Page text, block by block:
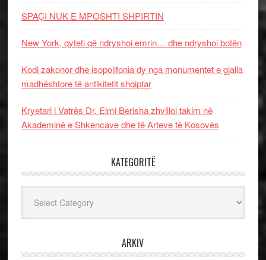
SPAÇI NUK E MPOSHTI SHPIRTIN
New York, qyteti që ndryshoi emrin… dhe ndryshoi botën
Kodi zakonor dhe isopolifonia dy nga monumentet e gjalla
madhështore të antikitetit shqiptar
Kryetari i Vatrës Dr. Elmi Berisha zhvilloi takim në
Akademinë e Shkencave dhe të Arteve të Kosovës
KATEGORITË
ARKIV